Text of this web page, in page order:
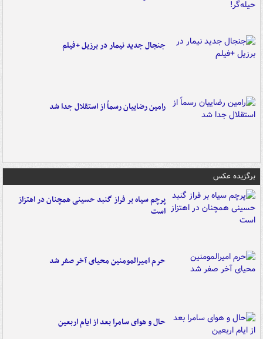
جنجال جدید نیمار در برزیل +فیلم
رامین رضاییان رسماً از استقلال جدا شد
برگزیده عکس
پرچم سیاه بر فراز گنبد حسینی همچنان در اهتزاز
است
حرم امیرالمومنین محیای آخر صفر شد
حال و هوای سامرا بعد از ایام اربعین